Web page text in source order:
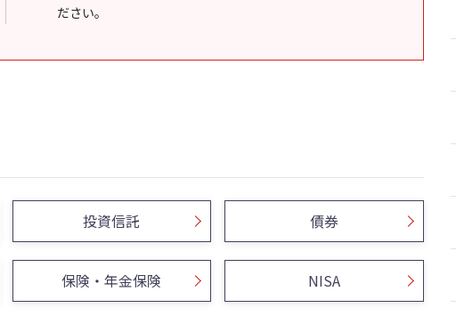
ださい。
投資信託 債券
保険・年金保険 NISA